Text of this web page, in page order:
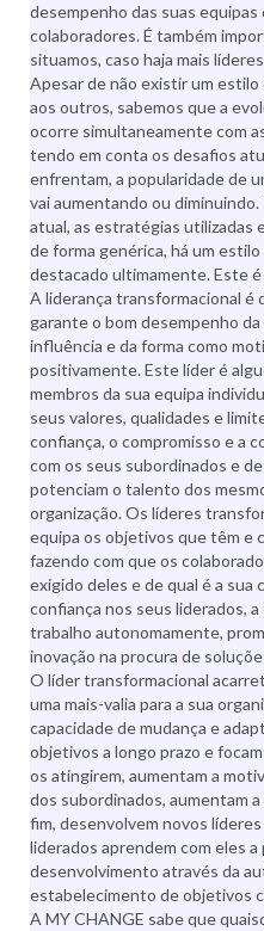
desempenho das suas
colaboradores. É também
situamos, caso haja mais
Apesar de não existir um
aos outros, sabemos que a
ocorre simultaneamente com
tendo em conta os desafios
enfrentam, a popularidade de
vai aumentando ou
atual, as estratégias utilizadas
de forma genérica, há um
destacado ultimamente. Este
A liderança transformacional é
garante o bom desempenho
influência e da forma como
positivamente. Este líder é
membros da sua equipa
seus valores, qualidades e
confiança, o compromisso e a
com os seus subordinados e
potenciam o talento dos
organização. Os líderes
equipa os objetivos que têm e
fazendo com que os
exigido deles e de qual é a
confiança nos seus liderados,
trabalho autonomamente,
inovação na procura de
O líder transformacional
uma mais-valia para a sua
capacidade de mudança e
objetivos a longo prazo e
os atingirem, aumentam a
dos subordinados, aumentam
fim, desenvolvem novos
liderados aprendem com eles
desenvolvimento através da
estabelecimento de objetivos
A MY CHANGE sabe que